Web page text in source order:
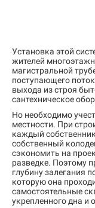
Установка этой
жителей
магистральной
поступающего
выхода из строя
сантехническое
Но необходимо
местности. При
каждый
собственный
сэкономить на
разведке. Поэтому
глубину залегания
которую она
самостоятельные
укрепленного дна и